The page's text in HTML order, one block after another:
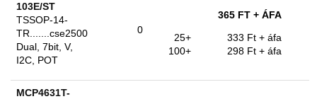
103E/ST
TSSOP-14-
TR.......cse2500
Dual, 7bit, V,
I2C, POT
0
365 FT + ÁFA
25+
333 Ft + áfa
100+
298 Ft + áfa
MCP4631T-